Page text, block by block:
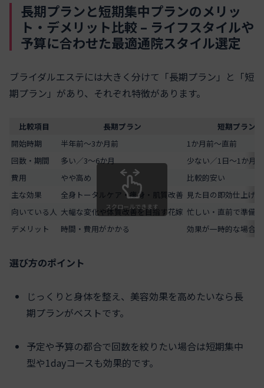
長期プランと短期集中プランのメリッ
ト・デメリット比較 – ライフスタイルや
予算に合わせた最適通院スタイル選定
ブライダルエステには大きく分けて「長期プラン」と「短
期プラン」があり、それぞれ特徴があります。
比較項目 長期プラン
短期プラン
開始時期
半年前～3か月前
1か月前～直前
回数・期間
多い／3～6か月
少ない／1日～1か月
費用
やや高め
比較的安い
主な効果
全身トータルケア・痩身・肌質改善 見た目の即効仕上げ
向いている人 大幅な変化や体質改善を目指す花嫁 忙しい・直前で準備
デメリット
時間・費用がかかる 効果が一時的な場合
スクロールできます
選び方のポイント
じっくりと身体を整え、美容効果を高めたいなら長
期プランがベストです。
予定や予算の都合で回数を絞りたい場合は短期集中
型や1dayコースも効果的です。